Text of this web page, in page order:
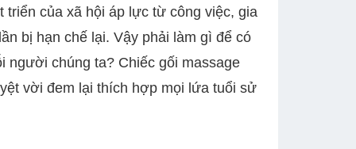
của xã hội áp lực từ công việc, gia
bị hạn chế lại. Vậy phải làm gì để có
người chúng ta? Chiếc gối massage
vời đem lại thích hợp mọi lứa tuổi sử